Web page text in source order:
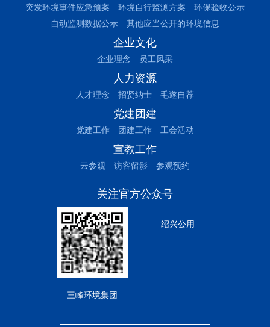
突发环境事件应急预案 环境自行监测方案
环保验收公示
自动监测数据公示
其他应当公开的环境信息
企业文化
企业理念 员工风采
人力资源
人才理念 招贤纳士 毛遂自荐
党建团建
党建工作 团建工作 工会活动
宣教工作
云参观 访客留影 参观预约
关注官方公众号
三峰环境集团
绍兴公用